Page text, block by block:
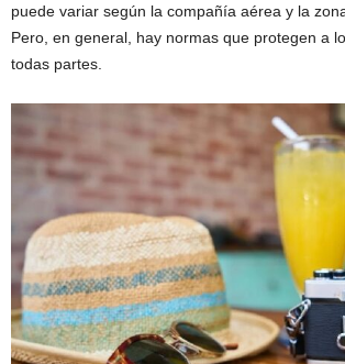
puede variar según la compañía aérea y la
Pero, en general, hay normas que protegen a
todas partes.